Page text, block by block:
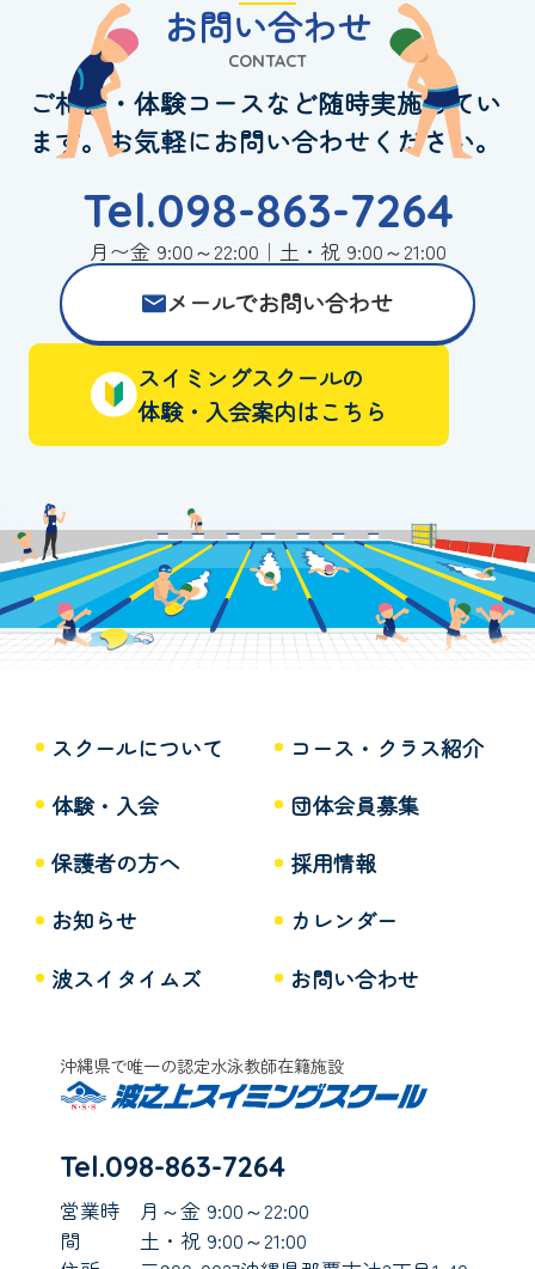
お問い合わせ
CONTACT
ご相談・体験コースなど随時実施してい
ます。お気軽にお問い合わせください。
Tel.098-863-7264
月〜金 9:00～22:00｜土・祝 9:00～21:00
メールでお問い合わせ
スイミングスクールの
体験・入会案内はこちら
スクールについて
コース・クラス紹介
体験・入会
団体会員募集
保護者の方へ
採用情報
お知らせ
カレンダー
波スイタイムズ
お問い合わせ
沖縄県で唯一の認定水泳教師在籍施設
Tel.098-863-7264
営業時
間
月～金 9:00～22:00
土・祝 9:00～21:00